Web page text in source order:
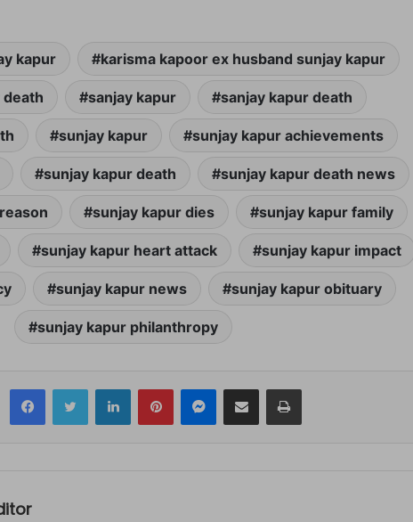
kapur karisma kapoor ex husband sunjay kapur
death sanjay kapur sanjay kapur death
sunjay kapur sunjay kapur achievements
sunjay kapur death sunjay kapur death news
sunjay kapur dies sunjay kapur family
sunjay kapur heart attack sunjay kapur impact
sunjay kapur news sunjay kapur obituary
sunjay kapur philanthropy
FacebookTwitter LinkedInPinterestMessenger
Share via Email Print